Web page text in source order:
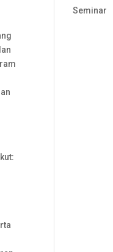
Seminar